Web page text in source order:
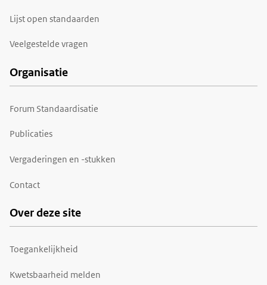
Lijst open standaarden
Veelgestelde vragen
Organisatie
Forum Standaardisatie
Publicaties
Vergaderingen en -stukken
Contact
Over deze site
Toegankelijkheid
Kwetsbaarheid melden